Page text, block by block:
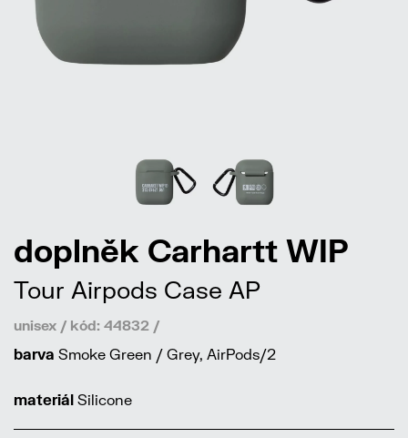
doplněk Carhartt WIP
Tour Airpods Case AP
unisex / kód: 44832 /
barva Smoke Green / Grey, AirPods/2
materiál Silicone